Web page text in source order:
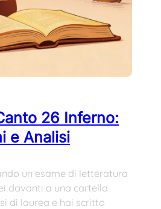
26 Inferno:
e Analisi
un esame di letteratura
davanti a una cartella
di laurea e hai scritto